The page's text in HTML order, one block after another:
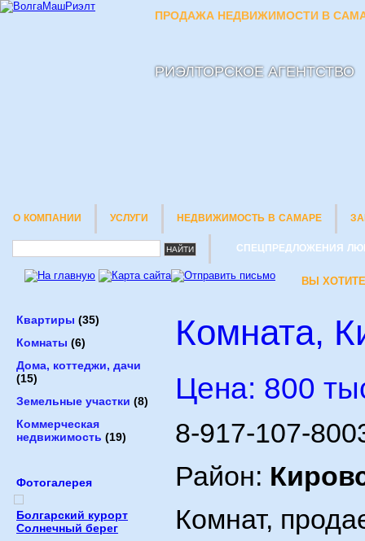
ПРОДАЖА НЕДВИЖИМОСТИ В
РИЭЛТОРСКОЕ АГЕНТСТВО
О КОМПАНИИ УСЛУГИ НЕДВИЖИМОСТЬ В САМАРЕ
СПЕЦПРЕДЛОЖЕНИЯ
ВЫ
Квартиры (35)
Комнаты (6)
Дома, коттеджи, дачи
(15)
Земельные участки (8)
Коммерческая
недвижимость (19)
Фотогалерея
Болгарский курорт
Солнечный берег
Комната,
Цена: 800
8-917-107-
Район:
Комнат,